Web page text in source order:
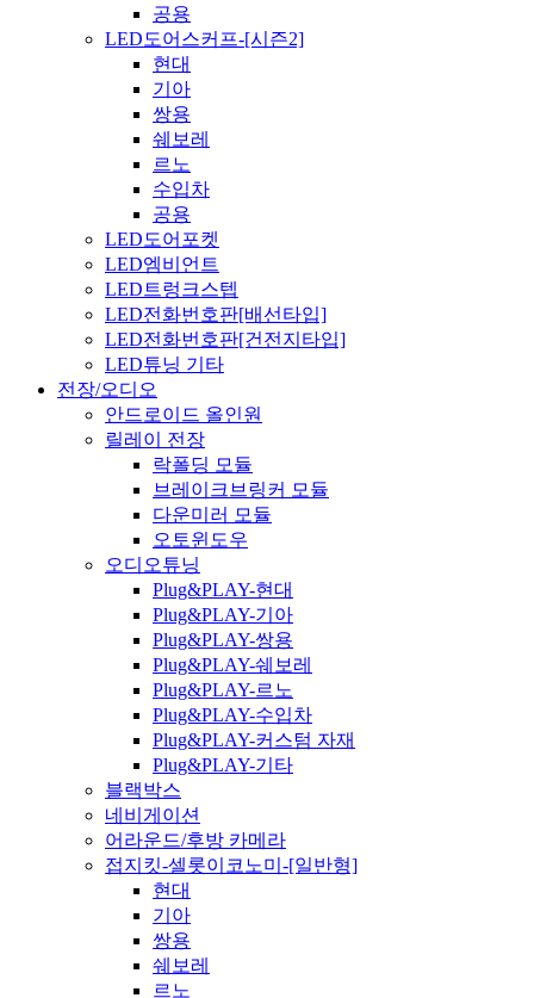
공용
LED도어스커프-[시즌2]
현대
기아
쌍용
쉐보레
르노
수입차
공용
LED도어포켓
LED엠비언트
LED트렁크스텝
LED전화번호판[배선타입]
LED전화번호판[건전지타입]
LED튜닝 기타
전장/오디오
안드로이드 올인원
릴레이 전장
락폴딩 모듈
브레이크브링커 모듈
다운미러 모듈
오토윈도우
오디오튜닝
Plug&PLAY-현대
Plug&PLAY-기아
Plug&PLAY-쌍용
Plug&PLAY-쉐보레
Plug&PLAY-르노
Plug&PLAY-수입차
Plug&PLAY-커스텀 자재
Plug&PLAY-기타
블랙박스
네비게이션
어라운드/후방 카메라
접지킷-셀롯이코노미-[일반형]
현대
기아
쌍용
쉐보레
르노